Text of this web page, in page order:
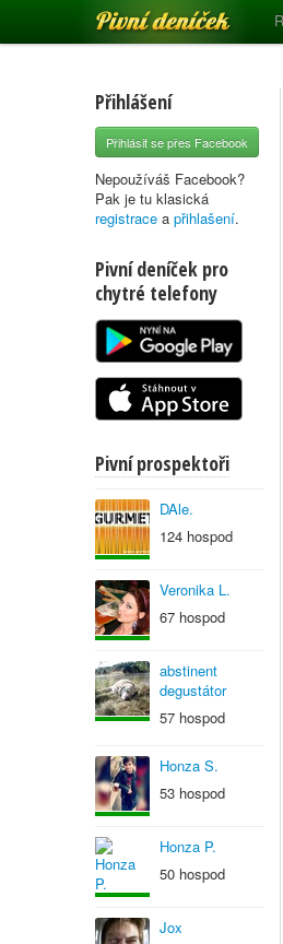
Pivní deníček
Přihlášení
Přihlásit se přes Facebook
Nepoužíváš Facebook?
Pak je tu klasická
registrace a přihlašení.
Pivní deníček pro
chytré telefony
Pivní prospektoři
DAle.
124 hospod
Veronika L.
67 hospod
abstinent
degustátor
57 hospod
Honza S.
53 hospod
Honza P.
50 hospod
Jox